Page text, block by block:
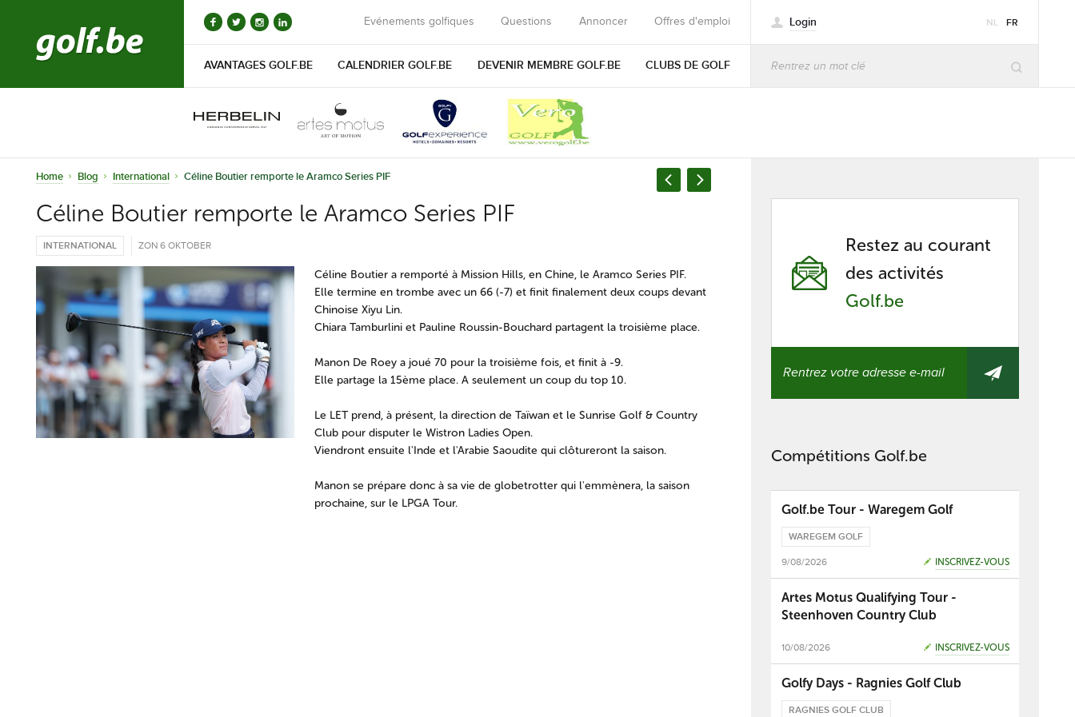
Evénements golfiques Questions Annoncer Offres d'emploi Login NL FR
AVANTAGES GOLF.BE CALENDRIER GOLF.BE DEVENIR MEMBRE GOLF.BE CLUBS DE GOLF
Home Blog International Céline Boutier remporte le Aramco Series PIF
Céline Boutier remporte le Aramco Series PIF
INTERNATIONAL ZON 6 OKTOBER
Céline Boutier a remporté à Mission Hills, en Chine, le Aramco Series PIF.
Elle termine en trombe avec un 66 (-7) et finit finalement deux coups devant
Chinoise Xiyu Lin.
Chiara Tamburlini et Pauline Roussin-Bouchard partagent la troisième place.
Manon De Roey a joué 70 pour la troisième fois, et finit à -9.
Elle partage la 15ème place. A seulement un coup du top 10.
Le LET prend, à présent, la direction de Taïwan et le Sunrise Golf & Country
Club pour disputer le Wistron Ladies Open.
Viendront ensuite l'Inde et l'Arabie Saoudite qui clôtureront la saison.
Manon se prépare donc à sa vie de globetrotter qui l'emmènera, la saison
prochaine, sur le LPGA Tour.
Restez au courant
des activités
Golf.be
Compétitions Golf.be
Golf.be Tour - Waregem Golf
WAREGEM GOLF
9/08/2026 INSCRIVEZ-VOUS
Artes Motus Qualifying Tour -
Steenhoven Country Club
10/08/2026 INSCRIVEZ-VOUS
Golfy Days - Ragnies Golf Club
RAGNIES GOLF CLUB